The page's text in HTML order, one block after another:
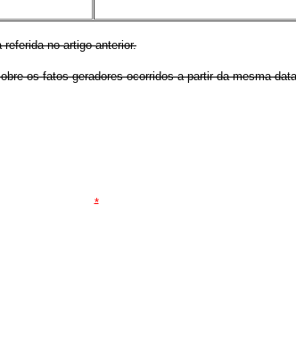
no artigo anterior.
os fatos geradores ocorridos a partir da mesma
*